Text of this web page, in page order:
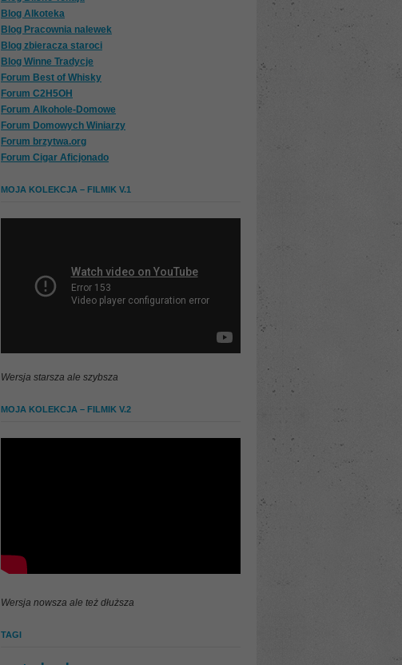
Blog Alkoteka
Blog Pracownia nalewek
Blog zbieracza staroci
Blog Winne Tradycje
Forum Best of Whisky
Forum C2H5OH
Forum Alkohole-Domowe
Forum Domowych Winiarzy
Forum brzytwa.org
Forum Cigar Aficjonado
MOJA KOLEKCJA – FILMIK V.1
Wersja starsza ale szybsza
MOJA KOLEKCJA – FILMIK V.2
Wersja nowsza ale też dłuższa
TAGI